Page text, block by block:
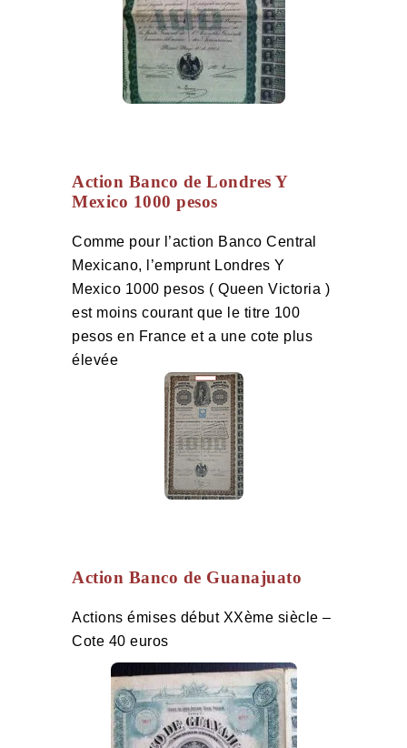
Action Banco de Londres Y
Mexico 1000 pesos
Comme pour l’action Banco Central
Mexicano, l’emprunt Londres Y
Mexico 1000 pesos ( Queen Victoria )
est moins courant que le titre 100
pesos en France et a une cote plus
élevée
Action Banco de Guanajuato
Actions émises début XXème siècle –
Cote 40 euros